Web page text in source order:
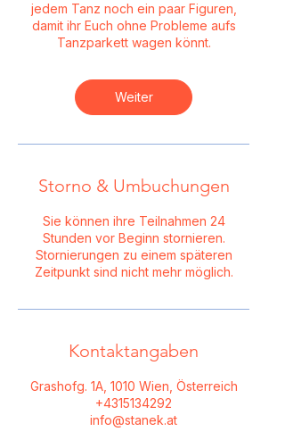
jedem Tanz noch ein paar Figuren,
damit ihr Euch ohne Probleme aufs
Tanzparkett wagen könnt.
Weiter
Storno & Umbuchungen
Sie können ihre Teilnahmen 24
Stunden vor Beginn stornieren.
Stornierungen zu einem späteren
Zeitpunkt sind nicht mehr möglich.
Kontaktangaben
Grashofg. 1A, 1010 Wien, Österreich
+4315134292
info@stanek.at